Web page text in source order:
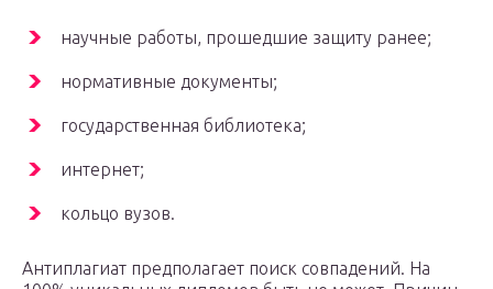
научные работы, прошедшие защиту ранее;
нормативные документы;
государственная библиотека;
интернет;
кольцо вузов.
Антиплагиат предполагает поиск совпадений. На